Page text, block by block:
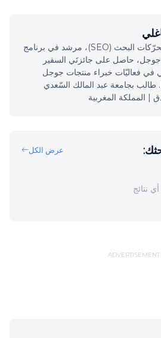
خبير تحسين محرّكات البحث (SEO)، مرشد في برنامج
جوجل، حاصل على جائزتَي السفير
في فعاليّات خبراء منتجات جوجل
EMEA 21/22. طالب بجامعة عبد المالك السّعدي
عرض الكل
نتائج
ADVERTISEMENT